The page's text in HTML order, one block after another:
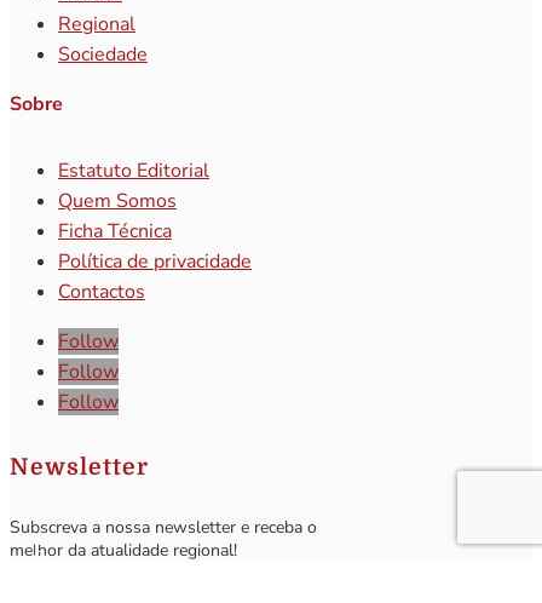
Regional
Sociedade
Sobre
Estatuto Editorial
Quem Somos
Ficha Técnica
Política de privacidade
Contactos
Follow
Follow
Follow
Newsletter
Subscreva a nossa newsletter e receba o
melhor da atualidade regional!